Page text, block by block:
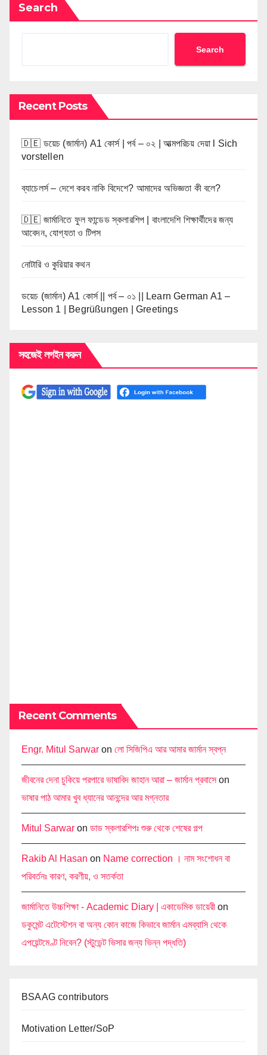
Search
Search
Recent Posts
🇩🇪 ডয়েচ (জার্মান) A1 কোর্স | পর্ব – ০২ | আত্মপরিচয় দেয়া l Sich
vorstellen
ব্যাচেলর্স – দেশে করব নাকি বিদেশে? আমাদের অভিজ্ঞতা কী বলে?
🇩🇪 জার্মানিতে ফুল ফান্ডেড স্কলারশিপ | বাংলাদেশি শিক্ষার্থীদের জন্য
আবেদন, যোগ্যতা ও টিপস
নোটারি ও কুরিয়ার কথন
ডয়েচ (জার্মান) A1 কোর্স || পর্ব – ০১ || Learn German A1 –
Lesson 1 | Begrüßungen | Greetings
সহজেই লগইন করুন
Recent Comments
Engr. Mitul Sarwar on লো সিজিপিএ আর আমার জার্মান স্বপ্ন
জীবনের দেনা চুকিয়ে পরপারে ভাষাবিদ জাহান আরা – জার্মান প্রবাসেon
ভাষার পাঠ আমার খুব ধ্যানের আনন্দের আর মগ্নতার
Mitul Sarwar on ডাড স্কলারশিপঃ শুরু থেকে শেষের গল্প
Rakib Al Hasan on Name correction । নাম সংশোধন বা
পরিবর্তনঃ কারণ, করণীয়, ও সতর্কতা
জার্মানিতে উচ্চশিক্ষা - Academic Diary | একাডেমিক ডায়েরী on
ডকুমেন্ট এটেস্টেশন বা অন্য কোন কাজে কিভাবে জার্মান এমব্যাসি থেকে
এপয়েন্টমেণ্ট নিবেন? (স্টুডেন্ট ভিসার জন্য ভিন্ন পদ্ধতি)
BSAAG contributors
Motivation Letter/SoP